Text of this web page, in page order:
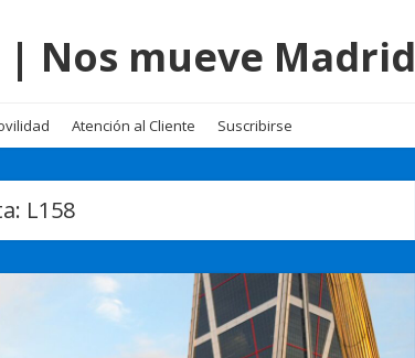
| Nos mueve Madrid
Atención al Cliente Suscribirse
L158